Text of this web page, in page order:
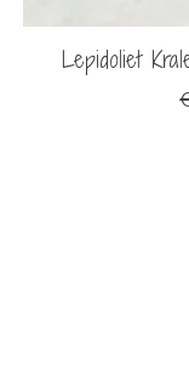
Lepidoliet